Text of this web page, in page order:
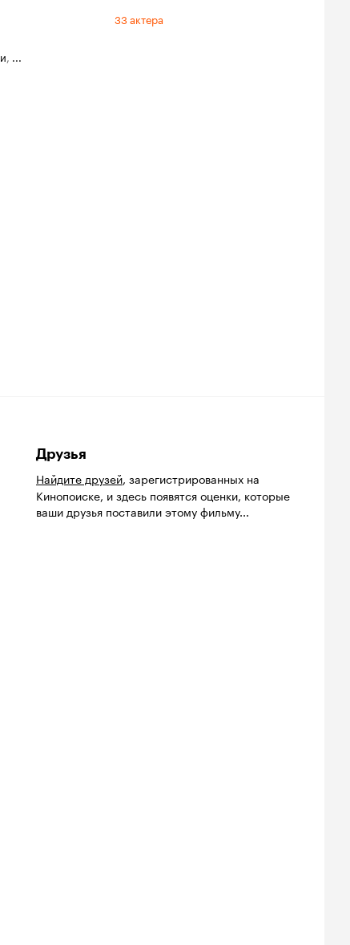
, ...
33 актера
Друзья
Найдите друзей, зарегистрированных на
Кинопоиске, и здесь появятся оценки, которые
ваши друзья поставили этому фильму...